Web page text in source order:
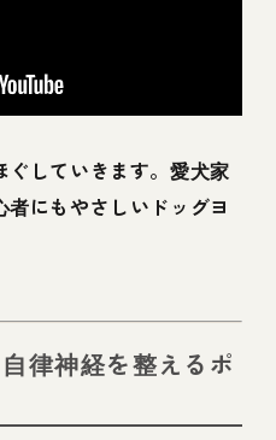
していきます。愛犬家
にもやさしいドッグヨ
律神経を整えるポ